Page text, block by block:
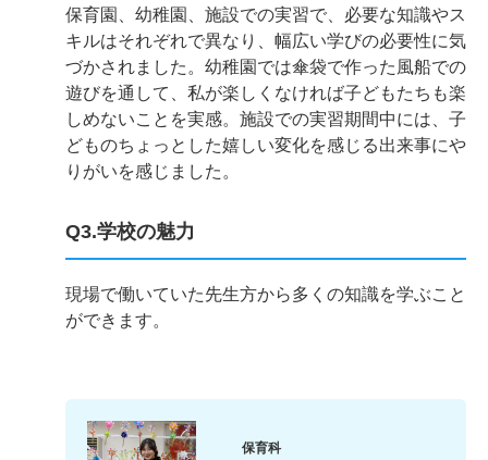
保育園、幼稚園、施設での実習で、必要な知識やス
キルはそれぞれで異なり、幅広い学びの必要性に気
づかされました。幼稚園では傘袋で作った風船での
遊びを通して、私が楽しくなければ子どもたちも楽
しめないことを実感。施設での実習期間中には、子
どものちょっとした嬉しい変化を感じる出来事にや
りがいを感じました。
Q3.学校の魅力
現場で働いていた先生方から多くの知識を学ぶこと
ができます。
保育科